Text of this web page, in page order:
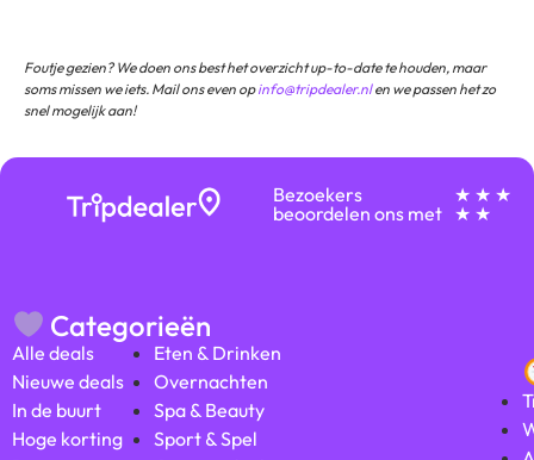
Foutje gezien? We doen ons best het overzicht up-to-date te houden, maar
soms missen we iets. Mail ons even opinfo@tripdealer.nlen we passen het zo
snel mogelijk aan!
Bezoekers
beoordelen ons met
★ ★ ★
★ ★
Categorieën
Alle deals
Nieuwe deals
In de buurt
Hoge korting
Eten & Drinken
Overnachten
Spa & Beauty
Sport & Spel